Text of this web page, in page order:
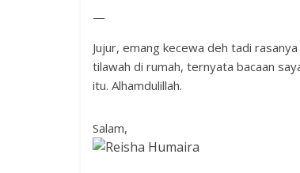
—
Jujur, emang kecewa deh tadi
tilawah di rumah, ternyata bacaan
itu. Alhamdulillah.
Salam,